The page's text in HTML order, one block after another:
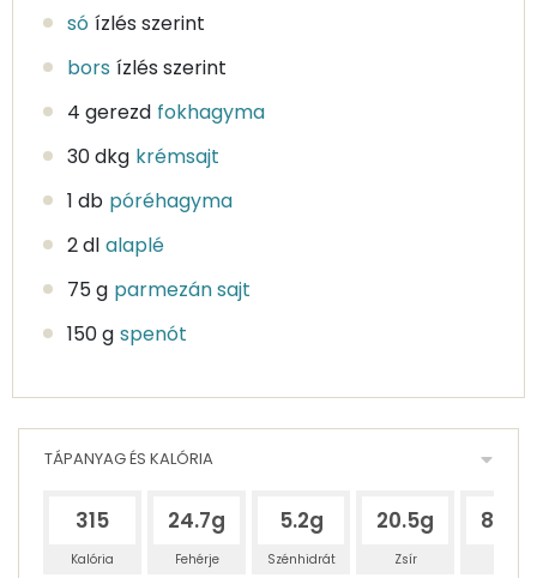
só ízlés szerint
bors ízlés szerint
4 gerezd fokhagyma
30 dkg krémsajt
1 db póréhagyma
2 dl alaplé
75 g parmezán sajt
150 g spenót
TÁPANYAG ÉS KALÓRIA
315
Kalória
24.7g
Fehérje
5.2g
Szénhidrát
20.5g
Zsír